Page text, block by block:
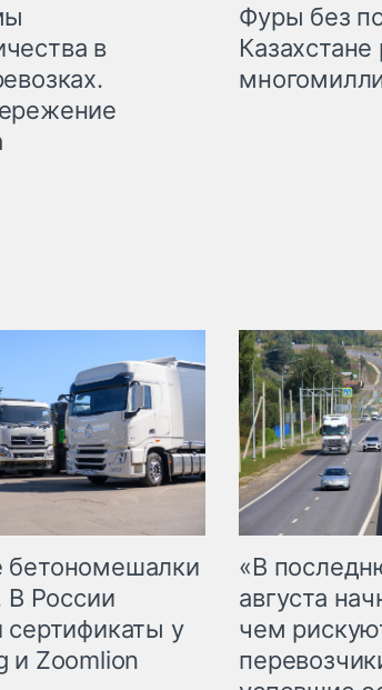
в
Фуры без
бетономешалки
В России
сертификаты у
и Zoomlion
«В
августа
чем